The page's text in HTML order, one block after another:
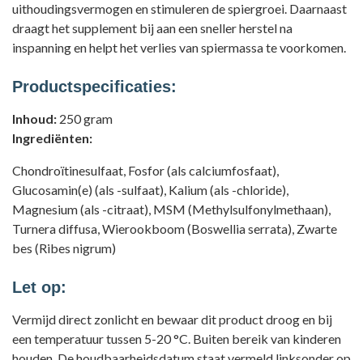
uithoudingsvermogen en stimuleren de spiergroei. Daarnaast
draagt het supplement bij aan een sneller herstel na
inspanning en helpt het verlies van spiermassa te voorkomen.
Productspecificaties:
Inhoud: 250 gram
Ingrediënten:
Chondroïtinesulfaat, Fosfor (als calciumfosfaat),
Glucosamin(e) (als -sulfaat), Kalium (als -chloride),
Magnesium (als -citraat), MSM (Methylsulfonylmethaan),
Turnera diffusa, Wierookboom (Boswellia serrata), Zwarte
bes (Ribes nigrum)
Let op:
Vermijd direct zonlicht en bewaar dit product droog en bij
een temperatuur tussen 5-20 °C. Buiten bereik van kinderen